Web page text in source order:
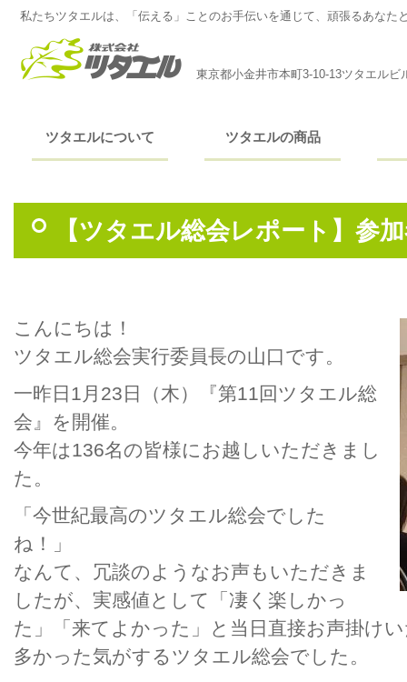
私たちツタエルは、「伝える」ことのお手伝いを通じて、頑張るあなた
東京都小金井市本町3-10-13ツタエルビ
ツタエルについて ツタエルの商品
【ツタエル総会レポート】参
こんにちは！
ツタエル総会実行委員長の山口です。
一昨日1月23日（木）『第11回ツタエル総
会』を開催。
今年は136名の皆様にお越しいただきまし
た。
「今世紀最高のツタエル総会でした
ね！」
なんて、冗談のようなお声もいただきま
したが、実感値として「凄く楽しかっ
た」「来てよかった」と当日直接お声掛け
多かった気がするツタエル総会でした。